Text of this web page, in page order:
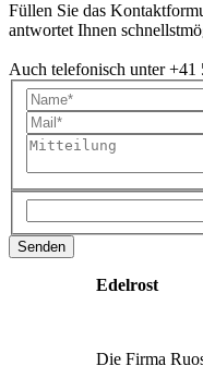
Füllen Sie das
antwortet Ihnen
Auch telefonisch unter +41
Edelrost
Die Firma